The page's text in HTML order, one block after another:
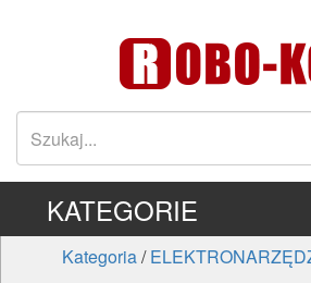
KATEGORIE
Kategoria/